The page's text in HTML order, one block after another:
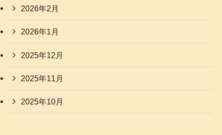
2026年2月
2026年1月
2025年12月
2025年11月
2025年10月